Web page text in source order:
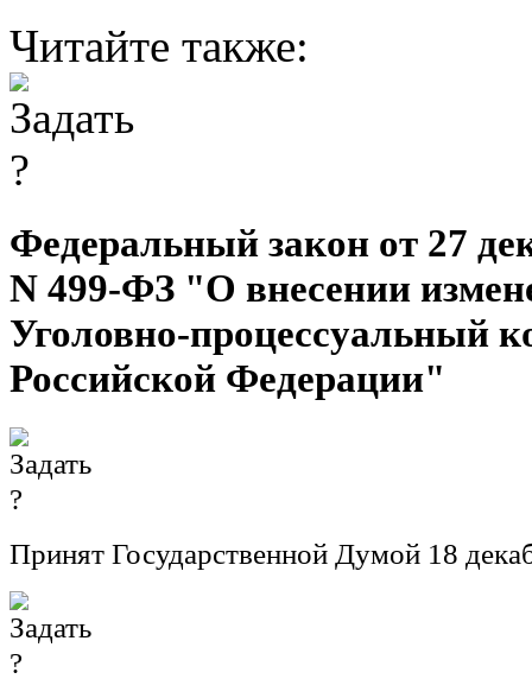
Читайте также:
Федеральный закон от 27
N 499-ФЗ "О внесении
Уголовно-процессуальный
Российской Федерации"
Принят Государственной Думой 18